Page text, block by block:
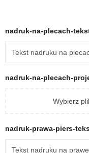
nadruk-na-plecach-
nadruk-na-plecach-
Wybierz
nadruk-prawa-piers-